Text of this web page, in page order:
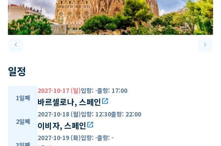
keyboard_arrow_leftPrevious slide keyboard_arrow_right
일정
1일째
2027-10-17 (일)입항: -출항: 17:00
바르셀로나, 스페인open_in_new
2일째
2027-10-18 (월)입항: 12:30출항: 22:00
이비자, 스페인open_in_new
2027-10-19 (화)입항: -출항: -